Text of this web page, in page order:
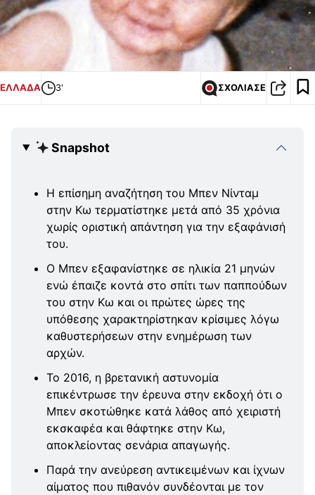
ΕΛΛΑΔΑ 3' ΣΧΟΛΙΑΣΕ
Snapshot
Η επίσημη αναζήτηση του Μπεν Νίνταμ
στην Κω τερματίστηκε μετά από 35 χρόνια
χωρίς οριστική απάντηση για την εξαφάνισή
του.
Ο Μπεν εξαφανίστηκε σε ηλικία 21 μηνών
ενώ έπαιζε κοντά στο σπίτι των παππούδων
του στην Κω και οι πρώτες ώρες της
υπόθεσης χαρακτηρίστηκαν κρίσιμες λόγω
καθυστερήσεων στην ενημέρωση των
αρχών.
Το 2016, η βρετανική αστυνομία
επικέντρωσε την έρευνα στην εκδοχή ότι ο
Μπεν σκοτώθηκε κατά λάθος από χειριστή
εκσκαφέα και θάφτηκε στην Κω,
αποκλείοντας σενάρια απαγωγής.
Παρά την ανεύρεση αντικειμένων και ίχνων
αίματος που πιθανόν συνδέονται με τον